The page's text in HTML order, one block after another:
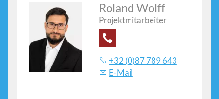
Roland Wolff
Projektmitarbeiter
+32 (0)87 789 643
E-Mail